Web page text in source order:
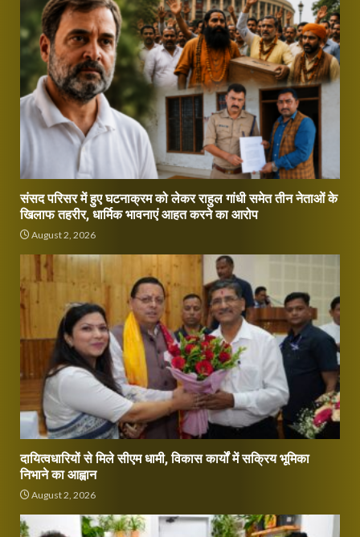
संसद परिसर में हुए घटनाक्रम को लेकर राहुल गांधी समेत तीन नेताओं के
खिलाफ तहरीर, धार्मिक भावनाएं आहत करने का आरोप
August 2, 2026
दायित्वधारियों से मिले सीएम धामी, विकास कार्यों में सक्रिय भूमिका
निभाने का आह्वान
August 2, 2026